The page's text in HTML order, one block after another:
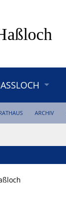
ARCHIV